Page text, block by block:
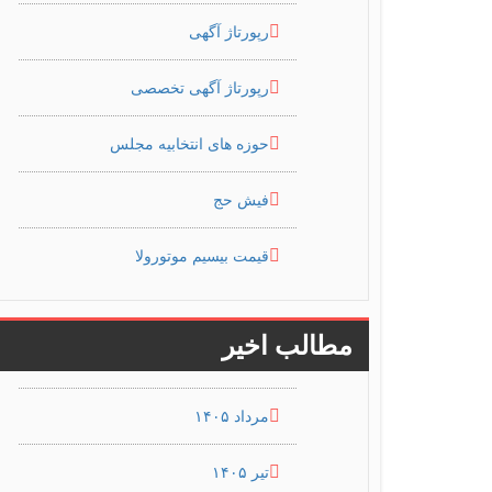
رپورتاژ آگهی
رپورتاژ آگهی تخصصی
حوزه های انتخابیه مجلس
فیش حج
قیمت بیسیم موتورولا
مطالب اخیر
مرداد ۱۴۰۵
تیر ۱۴۰۵